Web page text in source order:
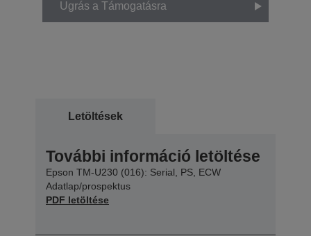
Ugrás a Támogatásra
Letöltések
További információ letöltése
Epson TM-U230 (016): Serial, PS, ECW
Adatlap/prospektus
PDF letöltése